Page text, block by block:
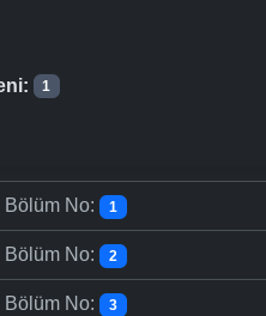
1
Bölüm No: 1
Bölüm No: 2
Bölüm No: 3